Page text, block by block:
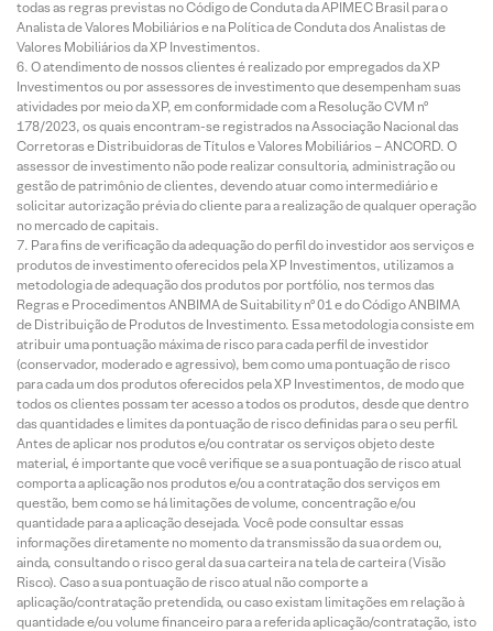
todas as regras previstas no Código de Conduta da APIMEC Brasil para o
Analista de Valores Mobiliários e na Política de Conduta dos Analistas de
Valores Mobiliários da XP Investimentos.
O atendimento de nossos clientes é realizado por empregados da XP
Investimentos ou por assessores de investimento que desempenham suas
atividades por meio da XP, em conformidade com a Resolução CVM nº
178/2023, os quais encontram-se registrados na Associação Nacional das
Corretoras e Distribuidoras de Títulos e Valores Mobiliários – ANCORD. O
assessor de investimento não pode realizar consultoria, administração ou
gestão de patrimônio de clientes, devendo atuar como intermediário e
solicitar autorização prévia do cliente para a realização de qualquer operação
no mercado de capitais.
Para fins de verificação da adequação do perfil do investidor aos serviços e
produtos de investimento oferecidos pela XP Investimentos, utilizamos a
metodologia de adequação dos produtos por portfólio, nos termos das
Regras e Procedimentos ANBIMA de Suitability nº 01 e do Código ANBIMA
de Distribuição de Produtos de Investimento. Essa metodologia consiste em
atribuir uma pontuação máxima de risco para cada perfil de investidor
(conservador, moderado e agressivo), bem como uma pontuação de risco
para cada um dos produtos oferecidos pela XP Investimentos, de modo que
todos os clientes possam ter acesso a todos os produtos, desde que dentro
das quantidades e limites da pontuação de risco definidas para o seu perfil.
Antes de aplicar nos produtos e/ou contratar os serviços objeto deste
material, é importante que você verifique se a sua pontuação de risco atual
comporta a aplicação nos produtos e/ou a contratação dos serviços em
questão, bem como se há limitações de volume, concentração e/ou
quantidade para a aplicação desejada. Você pode consultar essas
informações diretamente no momento da transmissão da sua ordem ou,
ainda, consultando o risco geral da sua carteira na tela de carteira (Visão
Risco). Caso a sua pontuação de risco atual não comporte a
aplicação/contratação pretendida, ou caso existam limitações em relação à
quantidade e/ou volume financeiro para a referida aplicação/contratação, isto